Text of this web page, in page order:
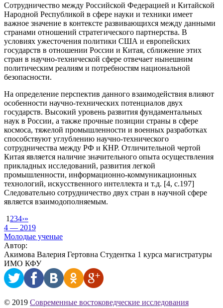
Сотрудничество между Российской Федерацией и Китайской
Народной Республикой в сфере науки и техники имеет
важное значение в контексте развивающихся между данными
странами отношений стратегического партнерства. В
условиях ужесточения политики США и европейских
государств в отношении России и Китая, сближение этих
стран в научно-технической сфере отвечает нынешним
политическим реалиям и потребностям национальной
безопасности.
На определение перспектив данного взаимодействия влияют
особенности научно-технических потенциалов двух
государств. Высокий уровень развития фундаментальных
наук в России, а также прочные позиции страны в сфере
космоса, тяжелой промышленности и военных разработках
способствуют углублению научно-технического
сотрудничества между РФ и КНР. Отличительной чертой
Китая является наличие значительного опыта осуществления
прикладных исследований, развития легкой
промышленности, информационно-коммуникационных
технологий, искусственного интеллекта и т.д. [4, с.197]
Следовательно сотрудничество двух стран в научной сфере
является взаимодополняемым.
1 234›»
4 — 2019
Молодые ученые
Автор:
Акимова Валерия Гертовна Cтудентка 1 курса магистратуры
ИМО КФУ
© 2019 Современные востоковедческие исследования